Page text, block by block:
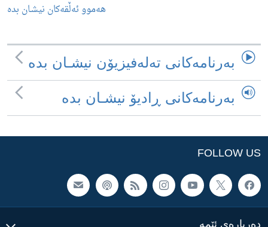
هه‌موو ئه‌ڵقه‌کان نیشـان بده‌
به‌رنامه‌کانی ته‌له‌فیزیۆن نیشـان بده‌
به‌رنامه‌کانی ڕادیۆ نیشـان بده‌
FOLLOW US
ده‌رباره‌ی ئێمه‌